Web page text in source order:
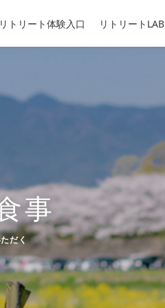
リトリート体験入口 リトリートLAB
事
だく